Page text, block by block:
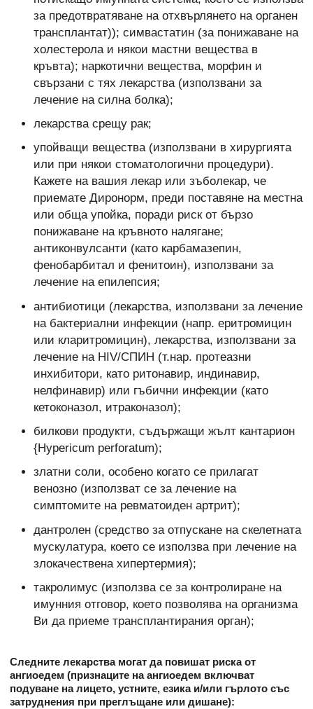
за предотвратяване на отхвърлянето на органен
трансплантат)); симвастатин (за понижаване на
холестерола и някои мастни вещества в
кръвта); наркотични вещества, морфин и
свързани с тях лекарства (използвани за
лечение на силна болка);
лекарства срещу рак;
упойващи вещества (използвани в хирургията
или при някои стоматологични процедури).
Кажете на вашия лекар или зъболекар, че
приемате Диронорм, преди поставяне на местна
или обща упойка, поради риск от бързо
понижаване на кръвното налягане;
антиконвулсанти (като карбамазепин,
фенобарбитал и фенитоин), използвани за
лечение на епилепсия;
антибиотици (лекарства, използвани за лечение
на бактериални инфекции (напр. еритромицин
или кларитромицин), лекарства, използвани за
лечение на HIV/СПИН (т.нар. протеазни
инхибитори, като ритонавир, индинавир,
нелфинавир) или гъбични инфекции (като
кетоконазол, итраконазол);
билкови продукти, съдържащи жълт кантарион
{Hypericum perforatum);
златни соли, особено когато се прилагат
венозно (използват се за лечение на
симптомите на ревматоиден артрит);
дантролен (средство за отпускане на скелетната
мускулатура, което се използва при лечение на
злокачествена хипертермия);
такролимус (използва се за контролиране на
имунния отговор, което позволява на организма
Ви да приеме трансплантирания орган);
Следните лекарства могат да повишат риска от
ангиоедем (признаците на ангиоедем включват
подуване на лицето, устните, езика и/или гърлото със
затруднения при преглъщане или дишане):